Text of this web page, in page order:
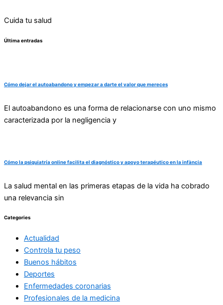
Cuida tu salud
Última entradas
Cómo dejar el autoabandono y empezar a darte el valor que mereces
El autoabandono es una forma de relacionarse con uno mismo
caracterizada por la negligencia y
Cómo la psiquiatría online facilita el diagnóstico y apoyo terapéutico en la infància
La salud mental en las primeras etapas de la vida ha cobrado
una relevancia sin
Categories
Actualidad
Controla tu peso
Buenos hábitos
Deportes
Enfermedades coronarias
Profesionales de la medicina